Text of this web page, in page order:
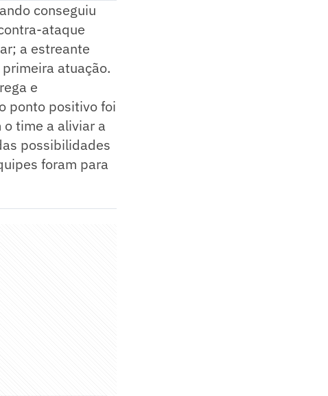
conseguiu
ataque
a estreante
atuação.
e
ponto positivo foi
time a aliviar a
possibilidades
foram para